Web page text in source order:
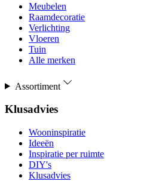
Meubelen
Raamdecoratie
Verlichting
Vloeren
Tuin
Alle merken
Assortiment
Klusadvies
Wooninspiratie
Ideeën
Inspiratie per ruimte
DIY's
Klusadvies